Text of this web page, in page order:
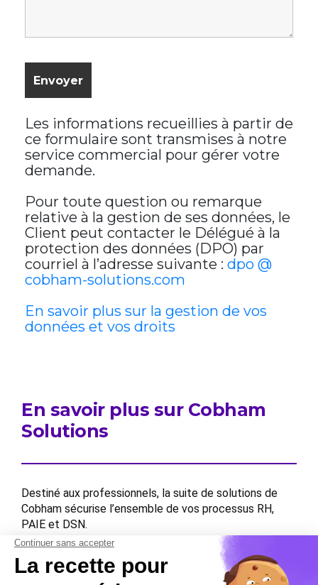
Les informations recueillies à partir de
ce formulaire sont transmises à notre
service commercial pour gérer votre
demande.
Pour toute question ou remarque
relative à la gestion de ses données, le
Client peut contacter le Délégué à la
protection des données (DPO) par
courriel à l’adresse suivante : dpo @
cobham-solutions.com
En savoir plus sur la gestion de vos
données et vos droits
En savoir plus sur Cobham
Solutions
Destiné aux professionnels, la suite de solutions de
Cobham sécurise l’ensemble de vos processus RH,
PAIE et DSN.
Contactez-nous